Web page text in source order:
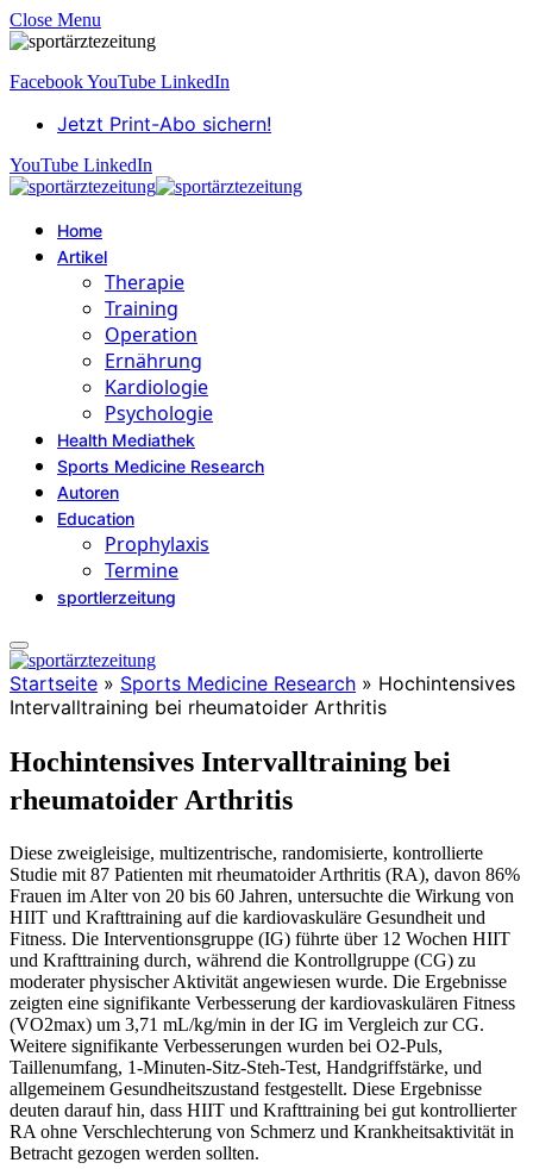
Close Menu
FacebookYouTube LinkedIn
Jetzt Print-Abo sichern!
YouTube LinkedIn
Home
Artikel
Therapie
Training
Operation
Ernährung
Kardiologie
Psychologie
Health Mediathek
Sports Medicine Research
Autoren
Education
Prophylaxis
Termine
sportlerzeitung
Startseite » Sports Medicine Research » Hochintensives
Intervalltraining bei rheumatoider Arthritis
Hochintensives Intervalltraining bei
rheumatoider Arthritis
Diese zweigleisige, multizentrische, randomisierte, kontrollierte
Studie mit 87 Patienten mit rheumatoider Arthritis (RA), davon 86%
Frauen im Alter von 20 bis 60 Jahren, untersuchte die Wirkung von
HIIT und Krafttraining auf die kardiovaskuläre Gesundheit und
Fitness. Die Interventionsgruppe (IG) führte über 12 Wochen HIIT
und Krafttraining durch, während die Kontrollgruppe (CG) zu
moderater physischer Aktivität angewiesen wurde. Die Ergebnisse
zeigten eine signifikante Verbesserung der kardiovaskulären Fitness
(VO2max) um 3,71 mL/kg/min in der IG im Vergleich zur CG.
Weitere signifikante Verbesserungen wurden bei O2-Puls,
Taillenumfang, 1-Minuten-Sitz-Steh-Test, Handgriffstärke, und
allgemeinem Gesundheitszustand festgestellt. Diese Ergebnisse
deuten darauf hin, dass HIIT und Krafttraining bei gut kontrollierter
RA ohne Verschlechterung von Schmerz und Krankheitsaktivität in
Betracht gezogen werden sollten.